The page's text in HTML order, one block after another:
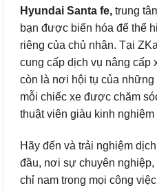
Hyundai Santa fe, trung
bạn được biến hóa để thể
riêng của chủ nhân. Tại
cung cấp dịch vụ nâng cấp
còn là nơi hội tụ của
mỗi chiếc xe được chăm
thuật viên giàu kinh nghiệm
Hãy đến và trải nghiệm
đầu, nơi sự chuyên nghiệp,
chỉ nam trong mọi công